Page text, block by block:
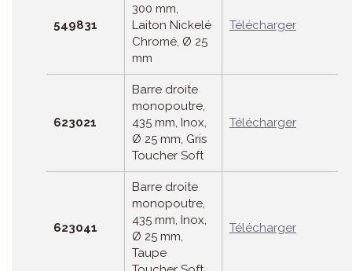
549831
300 mm,
Laiton Nickelé
Chromé, Ø 25
mm
Télécharger
623021
Barre droite
monopoutre,
435 mm, Inox,
Ø 25 mm, Gris
Toucher Soft
Télécharger
623041
Barre droite
monopoutre,
435 mm, Inox,
Ø 25 mm,
Taupe
Télécharger